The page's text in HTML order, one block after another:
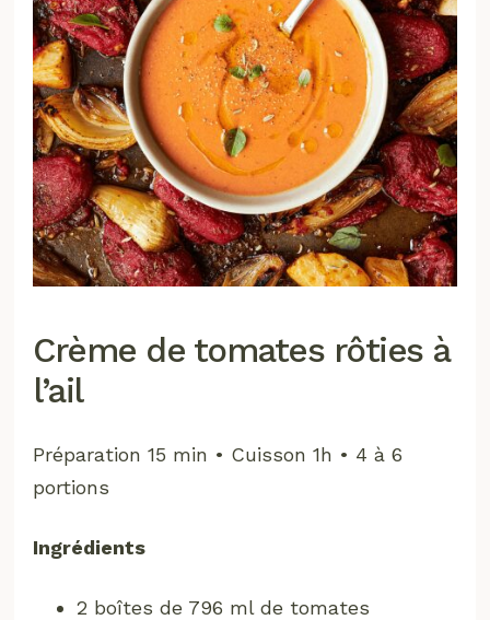
Crème de tomates rôties à
l’ail
Préparation 15 min • Cuisson 1h • 4 à 6
portions
Ingrédients
2 boîtes de 796 ml de tomates